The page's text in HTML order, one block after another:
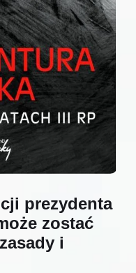
prezydenta
zostać
i